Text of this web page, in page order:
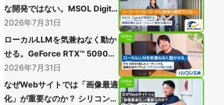
な開発ではない。MSOL Digital
が実践する、業務改善とAIエー
ジェント設計の面白さ
2026年7月31日
ローカルLLMを気兼ねなく動か
せる。GeForce RTX™ 5090で
試したコーディングと＆画像生
成のリアルと「クラウドとの賢
い分担」
2026年7月31日
なぜWebサイトでは「画像最適
化」が重要なのか？ シリコンバ